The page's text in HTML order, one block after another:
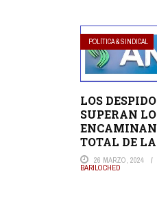
POLÍTICA & SINDICAL
LOS
SUPERAN
TOTAL DE
26 MARZO, 2024
BARILOCHED